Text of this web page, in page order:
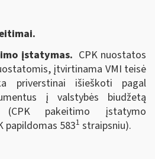
įstatymas. CPK nuostatos
įtvirtinama VMI teisė
priverstinai išieškoti pagal
į valstybės biudžetą
(CPK pakeitimo įstatymo
papildomas 5831 straipsniu).